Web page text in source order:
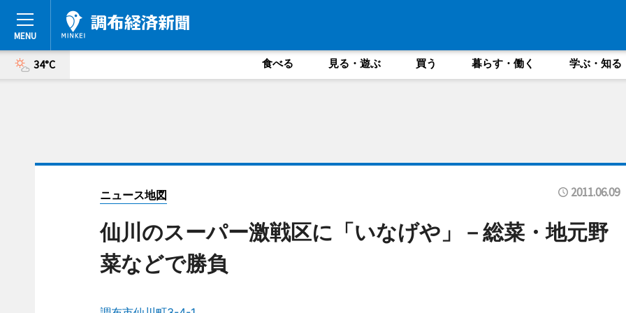
34°C 食べる 見る・遊ぶ 買う 暮らす・働く 学ぶ・知る
ニュース地図 2011.06.09
仙川のスーパー激戦区に「いなげや」－総菜・地元野
菜などで勝負